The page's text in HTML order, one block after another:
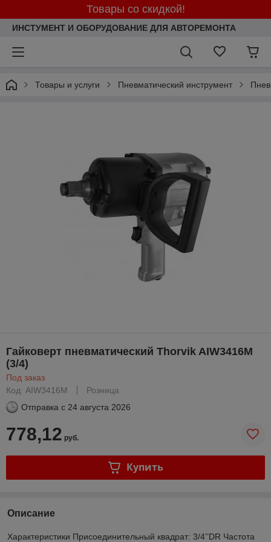
Товары со скидкой!
ИНСТУМЕНТ И ОБОРУДОВАНИЕ ДЛЯ АВТОРЕМОНТА
Товары и услуги Пневматический инструмент
Гайковерт пневматический Thorvik AIW3416M
(3/4)
Под заказ
Код: AIW3416M
Розница
Отправка с 24 августа 2026
778,12 руб.
Купить
Описание
Характеристики Присоединительный квадрат: 3/4’’DR Частота